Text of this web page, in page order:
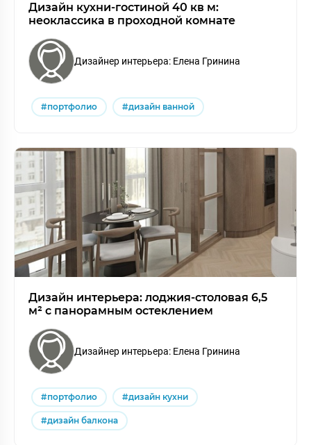
Дизайн кухни-гостиной 40 кв м:
неоклассика в проходной комнате
Дизайнер интерьера: Елена Гринина
#портфолио #дизайн ванной
Дизайн интерьера: лоджия-столовая 6,5
м² с панорамным остеклением
Дизайнер интерьера: Елена Гринина
#портфолио #дизайн кухни
#дизайн балкона